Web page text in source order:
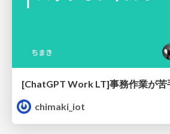
chimaki_iot